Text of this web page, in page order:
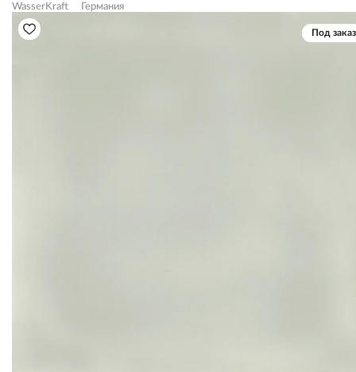
WasserKraft Германия
Под заказ